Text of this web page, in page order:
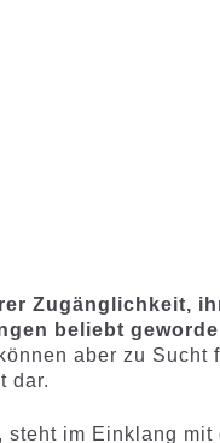
Zugänglichkeit,
beliebt
aber zu Sucht
dar.
im Einklang mit